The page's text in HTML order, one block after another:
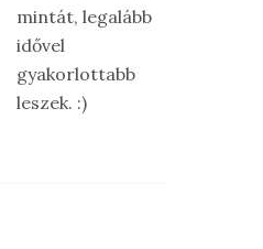
mintát, legalább
idővel
gyakorlottabb
leszek. :)